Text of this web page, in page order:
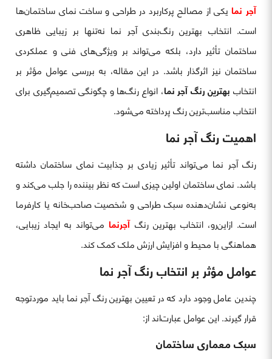
آجر نمایکی از مصالح پرکاربرد در طراحی و ساخت نمای ساختمان‌ها
است. انتخاب بهترین رنگ‌بندی آجر نما نه‌تنها بر زیبایی ظاهری
ساختمان تأثیر دارد، بلکه می‌تواند بر ویژگی‌های فنی و عملکردی
ساختمان نیز اثرگذار باشد. در این مقاله، به بررسی عوامل مؤثر بر
انتخاببهترین رنگ آجر نما، انواع رنگ‌ها و چگونگی تصمیم‌گیری برای
انتخاب مناسب‌ترین رنگ پرداخته می‌شود.
اهمیت رنگ آجر نما
رنگ آجر نما می‌تواند تأثیر زیادی بر جذابیت نمای ساختمان داشته
باشد. نمای ساختمان اولین چیزی است که نظر بیننده را جلب می‌کند و
به‌نوعی نشان‌دهنده سبک طراحی و شخصیت صاحب‌خانه یا کارفرما
است. ازاین‌رو، انتخاب بهترین رنگآجرنمامی‌تواند به ایجاد زیبایی،
هماهنگی با محیط و افزایش ارزش ملک کمک کند.
عوامل مؤثر بر انتخاب رنگ آجر نما
چندین عامل وجود دارد که در تعیین بهترین رنگ آجر نما باید موردتوجه
قرار گیرند. این عوامل عبارت‌اند از:
سبک معماری ساختمان